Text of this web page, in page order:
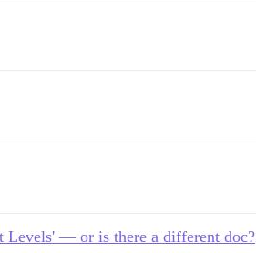
Levels' — or is there a different doc?